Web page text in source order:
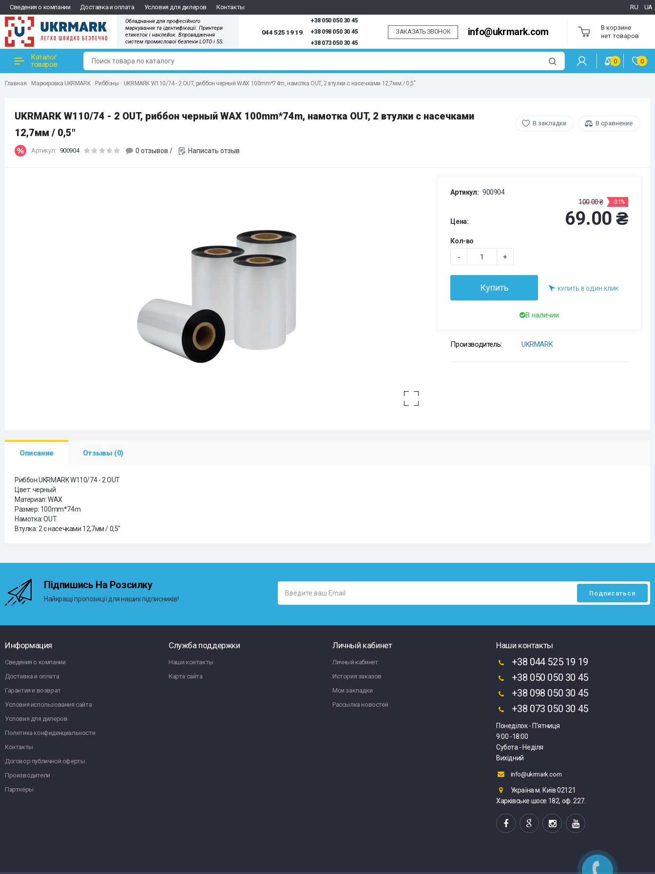
Сведения о компании Доставка и оплата Условия для дилеров Контакты RU UA
Обладнання для професійного
маркування та ідентифікації. Принтери
етикеток і наклейок. Впровадження
систем промислової безпеки LOTO і 5S.
044 525 19 19
+38 050 050 30 45
+38 098 050 30 45
+38 073 050 30 45
ЗАКАЗАТЬ ЗВОНОК info@ukrmark.com
В корзине
нет товаров
Каталог
товаров
0 0
Главная Маркировка UKRMARK Риббоны UKRMARK W110/74 - 2 OUT, риббон черный WAX 100mm*74m, намотка OUT, 2 втулки с насечками 12,7мм / 0,5"
UKRMARK W110/74 - 2 OUT, риббон черный WAX 100mm*74m, намотка OUT, 2 втулки с насечками
12,7мм / 0,5"
Артикул: 900904 0 отзывов / Написать отзыв
В закладки В сравнение
Артикул: 900904
Цена:
100.00 ₴ -31%
69.00 ₴
Кол-во
- +
Купить КУПИТЬ В ОДИН КЛИК
В наличии
Производитель: UKRMARK
Описание Отзывы (0)
Риббон UKRMARK W110/74 - 2 OUT
Цвет: черный
Материал: WAX
Размер: 100mm*74m
Намотка: OUT
Втулка: 2 с насечками 12,7мм / 0,5"
Підпишись На Розсилку
Найкращі пропозиції для наших підписників!
Информация
Сведения о компании
Доставка и оплата
Гарантия и возврат
Условия использования сайта
Условия для дилеров
Политика конфиденциальности
Контакты
Договор публичной оферты.
Производители
Партнёры
Служба поддержки
Наши контакты
Карта сайта
Личный кабинет
Личный кабинет
История заказов
Мои закладки
Рассылка новостей
Наши контакты
+38 044 525 19 19
+38 050 050 30 45
+38 098 050 30 45
+38 073 050 30 45
Понеділок - П'ятниця
9:00 -18:00
Субота - Неділя
Вихідний
info@ukrmark.com
Україна м. Київ 02121
Харківське шосе 182, оф. 227.